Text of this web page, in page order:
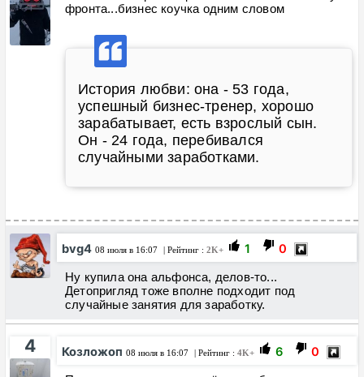
фронта...бизнес коучка одним словом
История любви: она - 53 года,
успешный бизнес-тренер, хорошо
зарабатывает, есть взрослый сын.
Он - 24 года, перебивался
случайными заработками.
bvg4 08 июля в 16:07 | Рейтинг : 2K+ 1 0
Ну купила она альфонса, делов-то...
Детопригляд тоже вполне подходит под
случайные занятия для заработку.
4 Козложоп 08 июля в 16:07 | Рейтинг : 4K+ 6 0